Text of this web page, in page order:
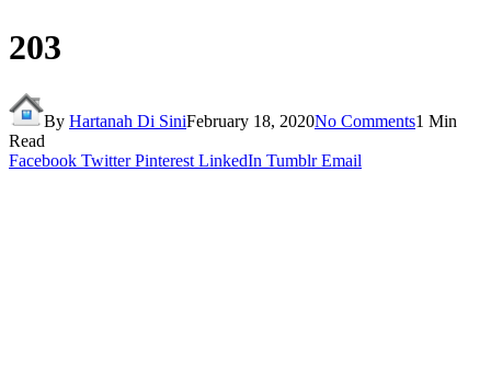
203
By Hartanah Di SiniFebruary 18, 2020No Comments1 Min
Read
Facebook Twitter Pinterest LinkedIn Tumblr Email